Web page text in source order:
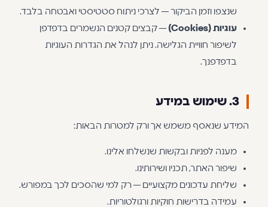
שנצפו וזמן הביקור — לצרכי ניתוח סטטיסטי ואבטחה בלבד.
עוגיות (Cookies)
— קבצים קטנים הנשמרים בדפדפן
לשיפור חוויית הגלישה. ניתן לנהל את הגדרות העוגיות
בדפדפנך.
3. שימוש במידע
המידע שנאסף משמש אך ורק למטרות הבאות:
מענה לפניות ובקשות שנשלחו אלינו.
שיפור האתר, תכניו ושירותינו.
שליחת עדכונים מקצועיים — רק למי שהסכים לכך במפורש.
עמידה בדרישות חוקיות ורגולטוריות.